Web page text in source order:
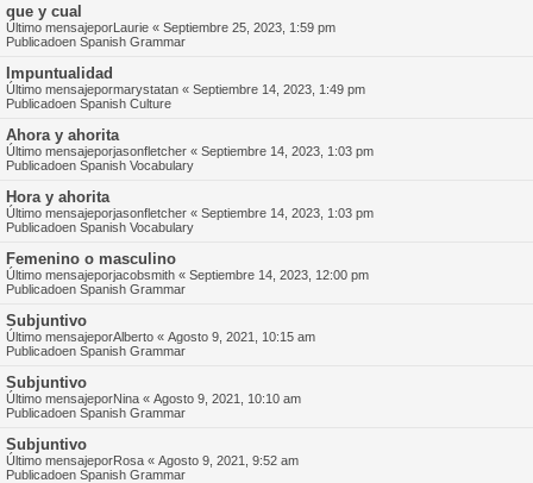
que y cual
Último mensajeporLaurie « Septiembre 25, 2023, 1:59 pm
Publicadoen Spanish Grammar
Impuntualidad
Último mensajepormarystatan « Septiembre 14, 2023, 1:49 pm
Publicadoen Spanish Culture
Ahora y ahorita
Último mensajeporjasonfletcher « Septiembre 14, 2023, 1:03 pm
Publicadoen Spanish Vocabulary
Hora y ahorita
Último mensajeporjasonfletcher « Septiembre 14, 2023, 1:03 pm
Publicadoen Spanish Vocabulary
Femenino o masculino
Último mensajeporjacobsmith « Septiembre 14, 2023, 12:00 pm
Publicadoen Spanish Grammar
Subjuntivo
Último mensajeporAlberto « Agosto 9, 2021, 10:15 am
Publicadoen Spanish Grammar
Subjuntivo
Último mensajeporNina « Agosto 9, 2021, 10:10 am
Publicadoen Spanish Grammar
Subjuntivo
Último mensajeporRosa « Agosto 9, 2021, 9:52 am
Publicadoen Spanish Grammar